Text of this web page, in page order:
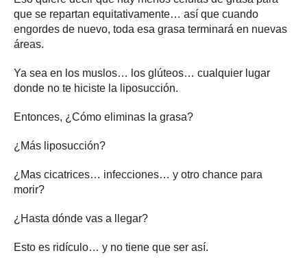
que se repartan equitativamente… así que cuando
engordes de nuevo, toda esa grasa terminará en nuevas
áreas.
Ya sea en los muslos… los glúteos… cualquier lugar
donde no te hiciste la liposucción.
Entonces, ¿Cómo eliminas la grasa?
¿Más liposucción?
¿Mas cicatrices… infecciones… y otro chance para
morir?
¿Hasta dónde vas a llegar?
Esto es ridículo… y no tiene que ser así.